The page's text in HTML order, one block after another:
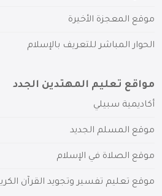
موقع المعجزة الأخيرة
الحوار المباشر للتعريف بالإسلام
مواقع تعليم المهتدين الجدد
أكاديمية سبيلي
موقع المسلم الجديد
موقع الصلاة في الإسلام
موقع تعليم تفسير وتجويد القرآن